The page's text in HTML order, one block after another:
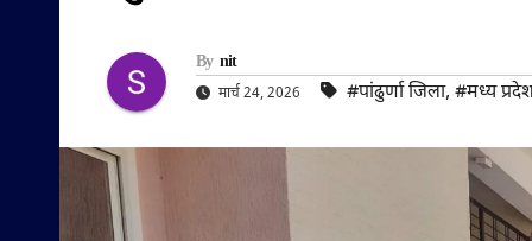
By nit
मार्च 24, 2026 #पांढुर्णा जिला, #मध्य